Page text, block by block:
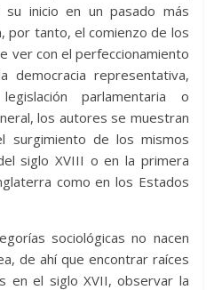
su inicio en un pasado más
por tanto, el comienzo de los
ver con el perfeccionamiento
democracia representativa,
parlamentaria o
los autores se muestran
surgimiento de los mismos
siglo XVIII o en la primera
como en los Estados
sociológicas no nacen
de ahí que encontrar raíces
en el siglo XVII, observar la